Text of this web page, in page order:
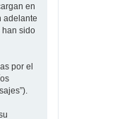
en
adelante
han sido
por el